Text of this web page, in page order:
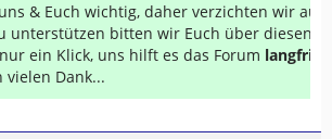
& Euch wichtig, daher verzichten wir auf
unterstützen bitten wir Euch über diesen
ein Klick, uns hilft es das Forum
vielen Dank...